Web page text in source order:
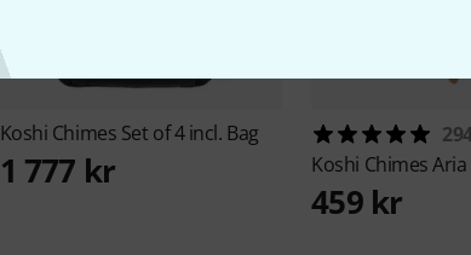
Koshi Chimes Set of 4 incl. Bag
1 777 kr
Koshi Chimes Aria
459 kr